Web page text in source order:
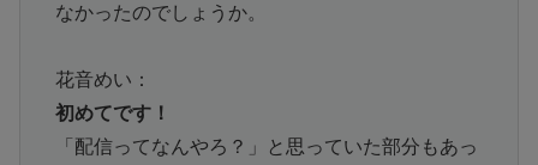
なかったのでしょうか。
花音めい：
初めてです！
「配信ってなんやろ？」と思っていた部分もあっ